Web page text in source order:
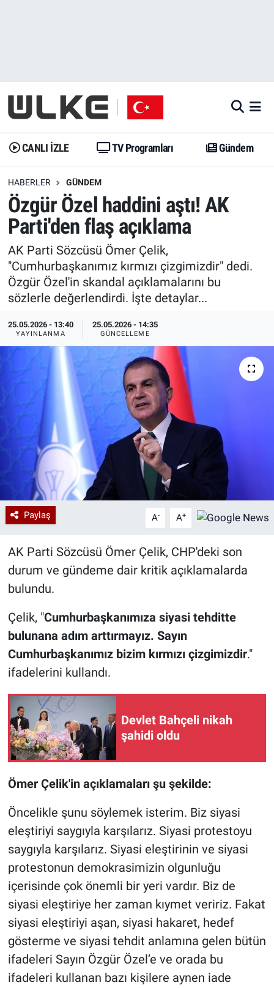
CANLI İZLE TV Programları Gündem
HABERLER GÜNDEM
Özgür Özel haddini aştı! AK
Parti'den flaş açıklama
AK Parti Sözcüsü Ömer Çelik,
"Cumhurbaşkanımız kırmızı çizgimizdir" dedi.
Özgür Özel'in skandal açıklamalarını bu
sözlerle değerlendirdi. İşte detaylar...
25.05.2026 - 13:40
YAYINLANMA
25.05.2026 - 14:35
GÜNCELLEME
Paylaş A- A+
AK Parti Sözcüsü Ömer Çelik, CHP'deki son
durum ve gündeme dair kritik açıklamalarda
bulundu.
Çelik, "Cumhurbaşkanımıza siyasi tehditte
bulunana adım arttırmayız. Sayın
Cumhurbaşkanımız bizim kırmızı çizgimizdir."
ifadelerini kullandı.
Devlet Bahçeli nikah
şahidi oldu
Ömer Çelik'in açıklamaları şu şekilde:
Öncelikle şunu söylemek isterim. Biz siyasi
eleştiriyi saygıyla karşılarız. Siyasi protestoyu
saygıyla karşılarız. Siyasi eleştirinin ve siyasi
protestonun demokrasimizin olgunluğu
içerisinde çok önemli bir yeri vardır. Biz de
siyasi eleştiriye her zaman kıymet veririz. Fakat
siyasi eleştiriyi aşan, siyasi hakaret, hedef
gösterme ve siyasi tehdit anlamına gelen bütün
ifadeleri Sayın Özgür Özel’e ve orada bu
ifadeleri kullanan bazı kişilere aynen iade
Gündem
Dünya
Erişim Bilgileri
Ekonomi
Trend
Özel Haberler
Yazarlar
Gündem
Trend
Erişim Bilgileri
Spor
Ekonomi
Dünya
Medya
Özel Haberler
Erişim Bilgileri
Sağlık
Teknoloji
Ramazan
İstanbul Namaz Vakitleri
Trafik Durumu
Erişim Bilgileri
Tüm Manşetler
Son Dakika Haberleri
Haber Arşivi